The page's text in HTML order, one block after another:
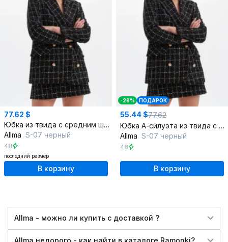
77.62 $
Юбка из твида с средним швом и без пояса
Allma S-07 черный
48
последний размер
В корзину
-29% ПОДАРОК
55.44 $77.62
Юбка А-силуэта из твида с потайной застежкой
Allma S-07 черный
48
В корзину
Allma - можно ли купить c доставкой ?